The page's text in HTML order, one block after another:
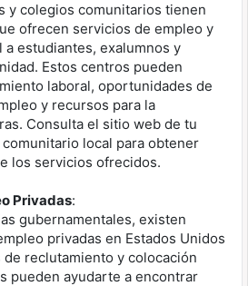
y colegios comunitarios tienen
ofrecen servicios de empleo y
estudiantes, exalumnos y
Estos centros pueden
laboral, oportunidades de
y recursos para la
Consulta el sitio web de tu
local para obtener
los servicios ofrecidos.
Privadas:
gubernamentales, existen
privadas en Estados Unidos
reclutamiento y colocación
pueden ayudarte a encontrar